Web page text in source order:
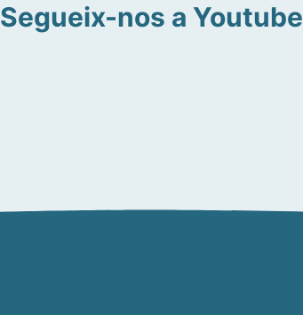
Segueix-nos a Youtube